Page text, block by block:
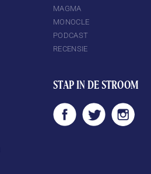
MAGMA
MONOCLE
PODCAST
RECENSIE
STAP IN DE STROOM